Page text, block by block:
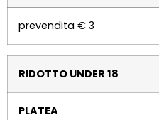
prevendita € 3
RIDOTTO UNDER 18
PLATEA